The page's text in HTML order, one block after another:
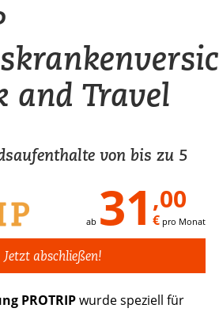
and Travel
von bis zu 5
ab 31 ,00
€pro Monat
Jetzt abschließen!
PROTRIPwurde speziell für